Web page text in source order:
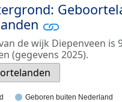
de wijk Diepenveen is
(gegevens 2025).
Geboren buiten Nederland